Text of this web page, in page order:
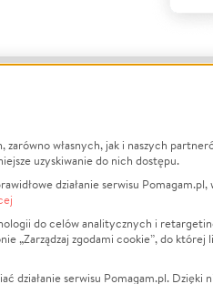
O nas
Opinie
Raporty
Za darmo
własnych, jak i naszych
uzyskiwanie do nich dostępu.
działanie serwisu
do celów analitycznych i
„Zarządzaj zgodami cookie”, do
działanie serwisu Pomagam.pl.